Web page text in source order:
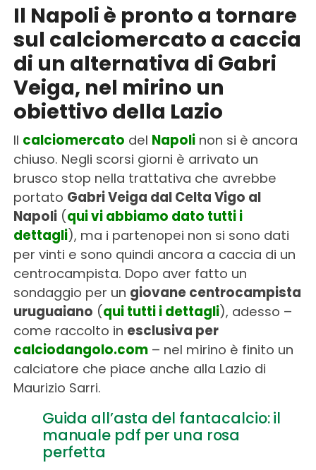
Il Napoli è pronto a tornare
sul calciomercato a caccia
di un alternativa di Gabri
Veiga, nel mirino un
obiettivo della Lazio
Il calciomercato del Napoli non si è ancora
chiuso. Negli scorsi giorni è arrivato un
brusco stop nella trattativa che avrebbe
portato Gabri Veiga dal Celta Vigo al
Napoli(qui vi abbiamo dato tutti i
dettagli), ma i partenopei non si sono dati
per vinti e sono quindi ancora a caccia di un
centrocampista. Dopo aver fatto un
sondaggio per un giovane centrocampista
uruguaiano (qui tutti i dettagli), adesso –
come raccolto in esclusiva per
calciodangolo.com– nel mirino è finito un
calciatore che piace anche alla Lazio di
Maurizio Sarri.
Guida all’asta del fantacalcio: il
manuale pdf per una rosa
perfetta